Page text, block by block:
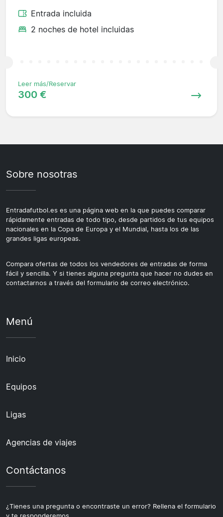
Entrada incluida
2 noches de hotel incluidas
Leer más/Reservar
300 €
Sobre nosotras
Entradafutbol.es es una página web en la que puedes comparar
rápidamente entradas de todo tipo, desde partidos de tus equipos
nacionales en la Copa de Europa y el Mundial, hasta los de las
grandes ligas europeas.
Compara ofertas de todos los vendedores de entradas de forma
fácil y sencilla. Y si tienes alguna pregunta que hacer no dudes en
contactarnos a través del formulario de correo electrónico.
Menú
Inicio
Equipos
Ligas
Agencias de viajes
Contáctanos
¿Tienes una pregunta o encontraste un error? Rellena el formulario